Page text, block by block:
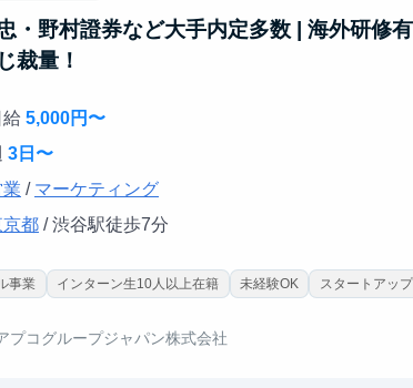
忠・野村證券など大手内定多数 | 海外研修
裁量！
給 5,000円〜
3日〜
/ マーケティング
京都/ 渋谷駅徒歩7分
事業 インターン生10人以上在籍 未経験OK スタートアップ
プコグループジャパン株式会社